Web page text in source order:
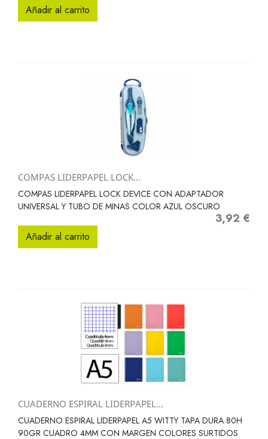
Añadir al carrito
COMPAS LIDERPAPEL LOCK...
COMPAS LIDERPAPEL LOCK DEVICE CON ADAPTADOR
UNIVERSAL Y TUBO DE MINAS COLOR AZUL OSCURO
Precio
3,92 €
Añadir al carrito
CUADERNO ESPIRAL LIDERPAPEL...
CUADERNO ESPIRAL LIDERPAPEL A5 WITTY TAPA DURA 80H
90GR CUADRO 4MM CON MARGEN COLORES SURTIDOS